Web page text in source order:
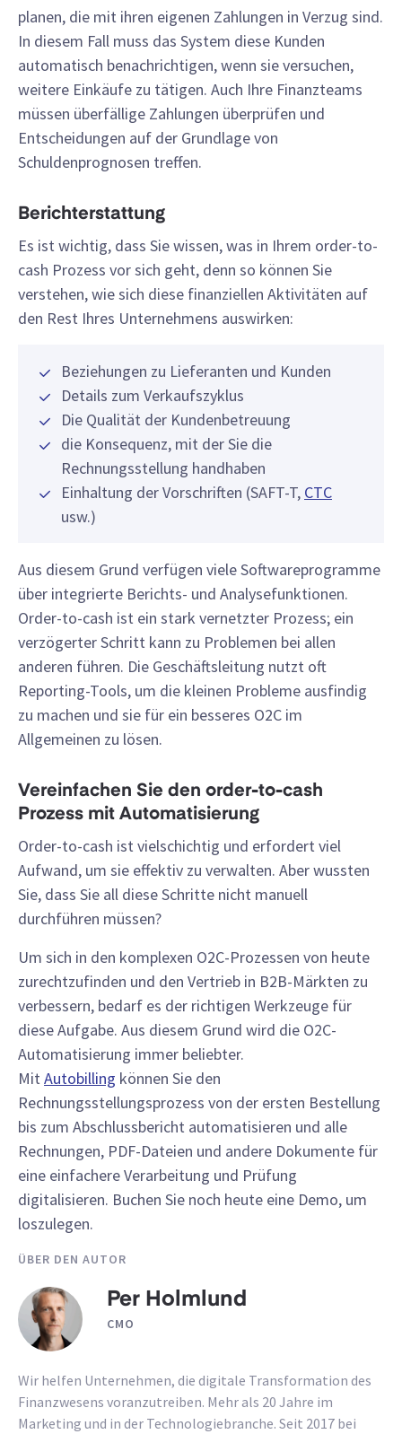
planen, die mit ihren eigenen Zahlungen in Verzug sind.
In diesem Fall muss das System diese Kunden
automatisch benachrichtigen, wenn sie versuchen,
weitere Einkäufe zu tätigen. Auch Ihre Finanzteams
müssen überfällige Zahlungen überprüfen und
Entscheidungen auf der Grundlage von
Schuldenprognosen treffen.
Berichterstattung
Es ist wichtig, dass Sie wissen, was in Ihrem order-to-
cash Prozess vor sich geht, denn so können Sie
verstehen, wie sich diese finanziellen Aktivitäten auf
den Rest Ihres Unternehmens auswirken:
Beziehungen zu Lieferanten und Kunden
Details zum Verkaufszyklus
Die Qualität der Kundenbetreuung
die Konsequenz, mit der Sie die
Rechnungsstellung handhaben
Einhaltung der Vorschriften (SAFT-T, CTC
usw.)
Aus diesem Grund verfügen viele Softwareprogramme
über integrierte Berichts- und Analysefunktionen.
Order-to-cash ist ein stark vernetzter Prozess; ein
verzögerter Schritt kann zu Problemen bei allen
anderen führen. Die Geschäftsleitung nutzt oft
Reporting-Tools, um die kleinen Probleme ausfindig
zu machen und sie für ein besseres O2C im
Allgemeinen zu lösen.
Vereinfachen Sie den order-to-cash
Prozess mit Automatisierung
Order-to-cash ist vielschichtig und erfordert viel
Aufwand, um sie effektiv zu verwalten. Aber wussten
Sie, dass Sie all diese Schritte nicht manuell
durchführen müssen?
Um sich in den komplexen O2C-Prozessen von heute
zurechtzufinden und den Vertrieb in B2B-Märkten zu
verbessern, bedarf es der richtigen Werkzeuge für
diese Aufgabe. Aus diesem Grund wird die O2C-
Automatisierung immer beliebter.
Mit Autobilling können Sie den
Rechnungsstellungsprozess von der ersten Bestellung
bis zum Abschlussbericht automatisieren und alle
Rechnungen, PDF-Dateien und andere Dokumente für
eine einfachere Verarbeitung und Prüfung
digitalisieren. Buchen Sie noch heute eine Demo, um
loszulegen.
ÜBER DEN AUTOR
Per Holmlund
CMO
Wir helfen Unternehmen, die digitale Transformation des
Finanzwesens voranzutreiben. Mehr als 20 Jahre im
Marketing und in der Technologiebranche. Seit 2017 bei